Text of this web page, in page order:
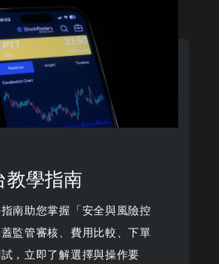
教學指南
南助您掌握「安全與風險控
監管審核、費用比較、下單
，立即了解選擇與操作要